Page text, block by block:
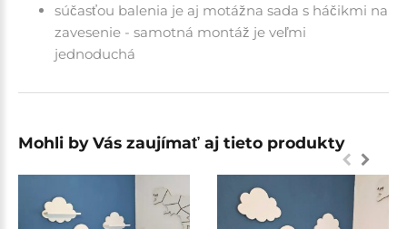
súčasťou balenia je aj motážna sada s háčikmi na
zavesenie - samotná montáž je veľmi
jednoduchá
Mohli by Vás zaujímať aj tieto produkty